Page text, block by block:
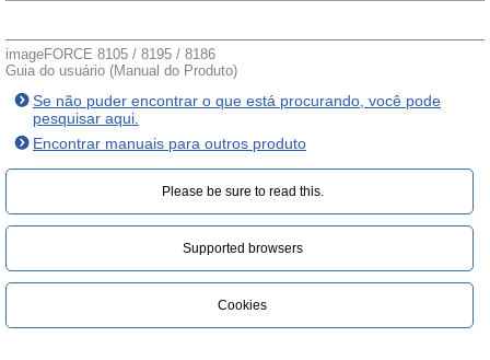
imageFORCE 8105 / 8195 / 8186
Guia do usuário (Manual do Produto)
Se não puder encontrar o que está procurando, você pode
pesquisar aqui.
Encontrar manuais para outros produto
Please be sure to read this.‎
Supported browsers
Cookies